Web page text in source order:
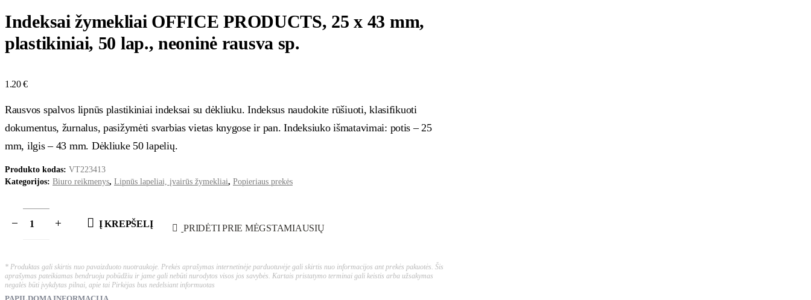
Indeksai žymekliai OFFICE PRODUCTS, 25 x 43 mm,
plastikiniai, 50 lap., neoninė rausva sp.
1.20€
Rausvos spalvos lipnūs plastikiniai indeksai su dėkliuku. Indeksus naudokite rūšiuoti, klasifikuoti
dokumentus, žurnalus, pasižymėti svarbias vietas knygose ir pan. Indeksiuko išmatavimai: potis – 25
mm, ilgis – 43 mm. Dėkliuke 50 lapelių.
Produkto kodas: VT223413
Kategorijos: Biuro reikmenys, Lipnūs lapeliai, įvairūs žymekliai, Popieriaus prekės
Į KREPŠELĮ PRIDĖTI PRIE MĖGSTAMIAUSIŲ
* Produktas gali skirtis nuo pavaizduoto nuotraukoje. Prekės aprašymas internetinėje parduotuvėje gali skirtis nuo informacijos ant prekės pakuotės. Šis
aprašymas pateikiamas bendruoju pobūdžiu ir jame gali nebūti nurodytos visos jos savybės. Kartais pristatymo terminai gali keistis arba užsakymas
negalės būti įvykdytas pilnai, apie tai Pirkėjas bus nedelsiant informuotas